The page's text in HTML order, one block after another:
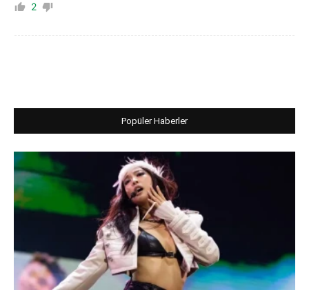
2
Popüler Haberler